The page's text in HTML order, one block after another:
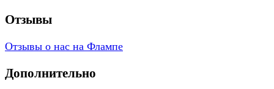
Отзывы
Отзывы о нас на Флампе
Дополнительно